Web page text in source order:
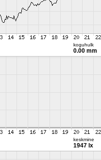
koguhulk
0.00 mm
keskmine
1947 lx